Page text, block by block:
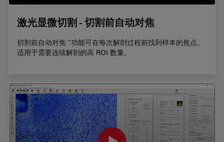
激光显微切割 - 切割前自动对焦
切割前自动对焦 "功能可在每次解剖过程前找到样本的焦点。
适用于需要连续解剖的高 ROI 数量。